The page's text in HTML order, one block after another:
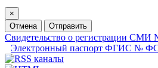
×
Отмена
Отправить
Свидетельство о регистрации
Электронный паспорт ФГИС №